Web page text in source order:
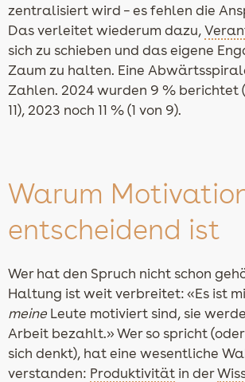
zentralisiert wird – es fehlen die
Das verleitet wiederum dazu,
sich zu schieben und das eigene
Zaum zu halten. Eine
Zahlen. 2024 wurden 9 % berichtet
11), 2023 noch 11 % (1 von 9).
Warum
entscheidend ist
Wer hat den Spruch nicht schon
Haltung ist weit verbreitet: «Es ist
meine Leute motiviert sind, sie
Arbeit bezahlt.» Wer so spricht
sich denkt), hat eine wesentliche
verstanden: Produktivität in der